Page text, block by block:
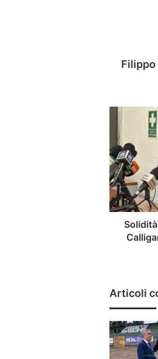
Filippo
Solidità
voglia
di
emergere:
chi
è
Calligaris,
obiettivo
dell’Avellino
Articoli